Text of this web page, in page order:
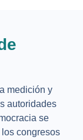
medición y
autoridades
se
congresos